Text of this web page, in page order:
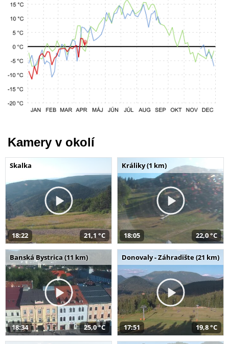
Kamery v okolí
Skalka
18:22 21,1 °C
Králiky (1 km)
18:05 22,0 °C
Banská Bystrica (11 km)
18:34 25,0 °C
Donovaly - Záhradište (21 km)
17:51 19,8 °C